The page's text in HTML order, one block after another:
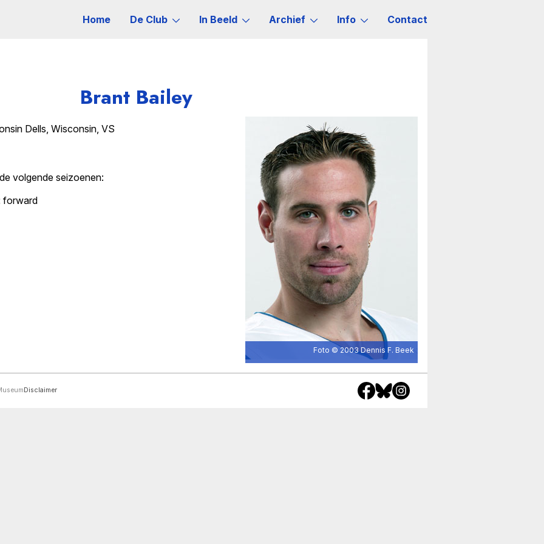
Home De Club In Beeld Archief Info Contact
Brant Bailey
Dells, Wisconsin, VS
volgende seizoenen:
forward
Foto © 2003Dennis F. Beek
Disclaimer